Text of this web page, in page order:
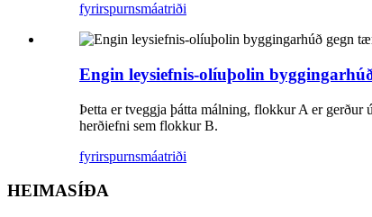
fyrirspurnsmáatriði
Engin leysiefnis-olíuþolin
Þetta er tveggja þátta málning, flokkur A er
herðiefni sem flokkur B.
fyrirspurnsmáatriði
HEIMASÍÐA